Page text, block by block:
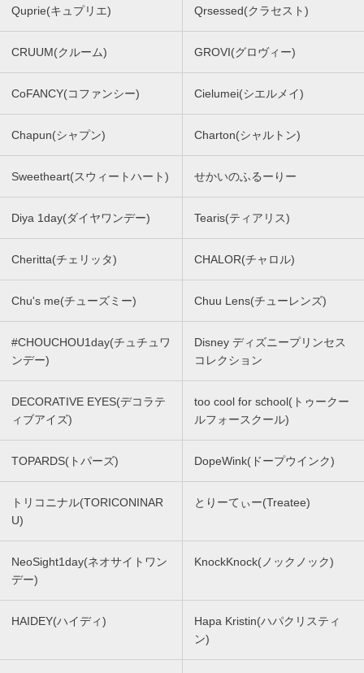
Quprie(キュプリエ) Qrsessed(クラセスト)
CRUUM(クルーム) GROVI(グロヴィー)
CoFANCY(コファンシー) Cielumei(シエルメイ)
Chapun(シャプン) Charton(シャルトン)
Sweetheart(スウィートハート) せかいのふるーりー
Diya 1day(ダイヤワンデー) Tearis(ティアリス)
Cheritta(チェリッタ) CHALOR(チャロル)
Chu's me(チューズミー) Chuu Lens(チューレンズ)
#CHOUCHOU1day(チュチュワ
ンデー)
Disney ディズニープリンセス
コレクション
DECORATIVE EYES(デコラテ
ィブアイズ)
too cool for school(トゥークー
ルフォースクール)
TOPARDS(トパーズ) DopeWink(ドープウインク)
トリコニナル(TORICONINAR
U)
とりーてぃー(Treatee)
NeoSight1day(ネオサイトワン
デー)
KnockKnock(ノックノック)
HAIDEY(ハイディ)
Hapa Kristin(ハパクリスティ
ン)